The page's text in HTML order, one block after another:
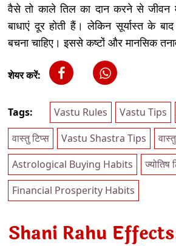
वैसे तो काले तिल का दान करने से
बाधाएं दूर होती हैं। लेकिन सूर्यास्त के
बचना चाहिए। इससे कष्टों और मानसिक
शेयर करें:
Tags: Vastu Rules Vastu Tips
वास्तु टिप्स
Vastu Shastra Tips
Astrological Buying Habits
ज्योतिष
Financial Prosperity Habits
Shani Rahu